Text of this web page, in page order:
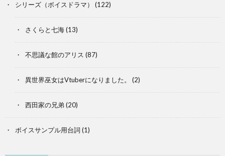
シリーズ（ボイスドラマ） (122)
さくらと七海(13)
不思議な館のアリス (87)
異世界巫女はVtuberになりました。 (2)
西田家の兄弟(20)
ボイスサンプル用台詞 (1)